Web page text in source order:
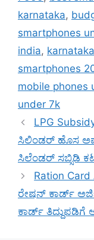
karnataka,
smartphones
india,
smartphones
mobile phones
under 7k
LPG
ಸಿಲಿಂಡರ್ ಹೊಸ
ಸಿಲೆಂಡರ್ ಸಬ್ಸಿಡಿ
Ration
ರೇಷನ್ ಕಾರ್ಡ್
ಕಾರ್ಡ್ ತಿದ್ದುಪಡಿಗೆ